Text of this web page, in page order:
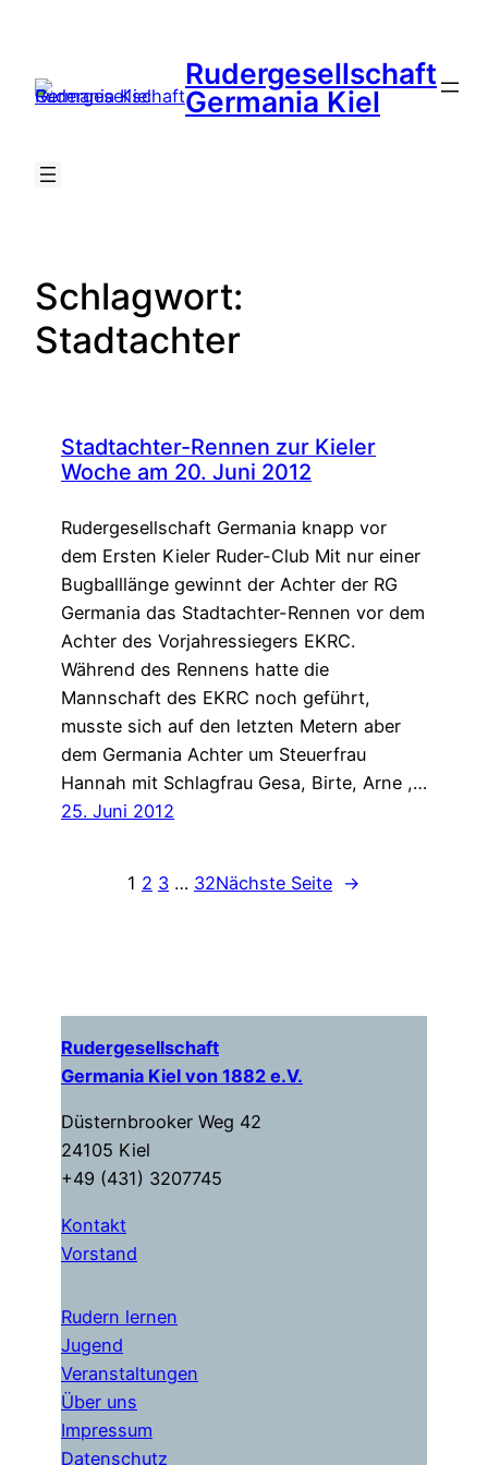
springen
Rudergesellschaft
Germania Kiel
Schlagwort:
Stadtachter
Stadtachter-Rennen zur Kieler
Woche am 20. Juni 2012
Rudergesellschaft Germania knapp vor
dem Ersten Kieler Ruder-Club Mit nur einer
Bugballlänge gewinnt der Achter der RG
Germania das Stadtachter-Rennen vor dem
Achter des Vorjahressiegers EKRC.
Während des Rennens hatte die
Mannschaft des EKRC noch geführt,
musste sich auf den letzten Metern aber
dem Germania Achter um Steuerfrau
Hannah mit Schlagfrau Gesa, Birte, Arne ,…
25. Juni 2012
1 2 3 … 32Nächste Seite →
Rudergesellschaft
Germania Kiel von 1882 e.V.
Düsternbrooker Weg 42
24105 Kiel
+49 (431) 3207745
Kontakt
Vorstand
Rudern lernen
Jugend
Veranstaltungen
Über uns
Impressum
Datenschutz